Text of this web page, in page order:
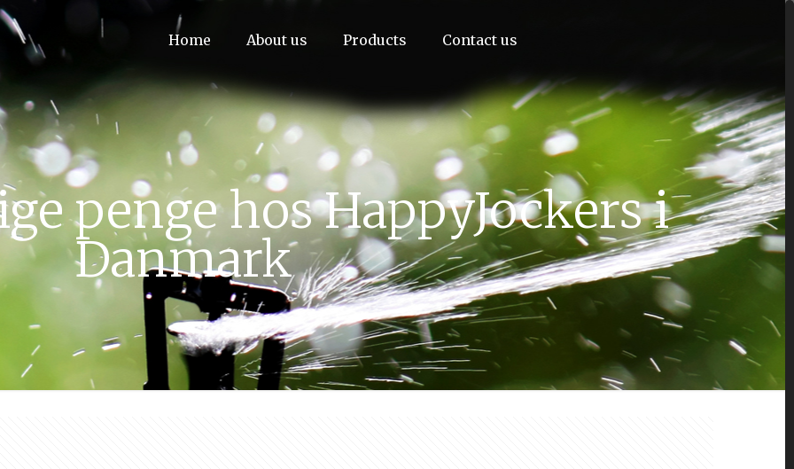
Home About us Products Contact us
penge hos HappyJockers i
Danmark